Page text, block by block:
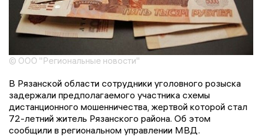
© ООО "Региональные новости"
В Рязанской области сотрудники уголовного розыска
задержали предполагаемого участника схемы
дистанционного мошенничества, жертвой которой стал
72-летний житель Рязанского района. Об этом
сообщили в региональном управлении МВД.